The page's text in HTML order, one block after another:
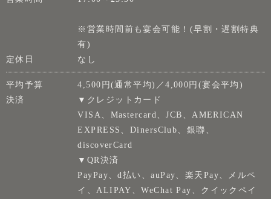
※営業時間前も宴会可能！(早割・遅割特典
有)
定休日
なし
平均予算
4,500円(通常平均)／4,000円(宴会平均)
決済
▼クレジットカード
VISA、Mastercard、JCB、AMERICAN
EXPRESS、DinersClub、銀聯、
discoverCard
▼QR決済
PayPay、d払い、auPay、楽天Pay、メルペ
イ、ALIPAY、WeChat Pay、クイックペイ